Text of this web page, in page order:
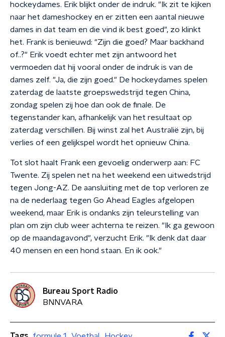
hockeydames. Erik blijkt onder de indruk. "Ik zit te kijken
naar het dameshockey en er zitten een aantal nieuwe
dames in dat team en die vind ik best goed", zo klinkt
het. Frank is benieuwd: "Zijn die goed? Maar backhand
of..?" Erik voedt echter met zijn antwoord het
vermoeden dat hij vooral onder de indruk is van de
dames zelf. "Ja, die zijn goed." De hockeydames spelen
zaterdag de laatste groepswedstrijd tegen China,
zondag spelen zij hoe dan ook de finale. De
tegenstander kan, afhankelijk van het resultaat op
zaterdag verschillen. Bij winst zal het Australië zijn, bij
verlies of een gelijkspel wordt het opnieuw China.
Tot slot haalt Frank een gevoelig onderwerp aan: FC
Twente. Zij spelen net na het weekend een uitwedstrijd
tegen Jong-AZ. De aansluiting met de top verloren ze
na de nederlaag tegen Go Ahead Eagles afgelopen
weekend, maar Erik is ondanks zijn teleurstelling van
plan om zijn club weer achterna te reizen. "Ik ga gewoon
op de maandagavond", verzucht Erik. "Ik denk dat daar
40 mensen en een hond staan. En ik ook."
Bureau Sport Radio
BNNVARA